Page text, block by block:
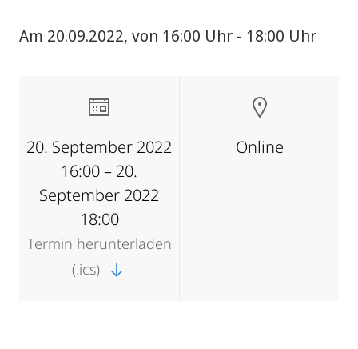
Am 20.09.2022, von 16:00 Uhr - 18:00 Uhr
20. September 2022
16:00 – 20.
September 2022
18:00
Termin herunterladen
(.ics)
Online